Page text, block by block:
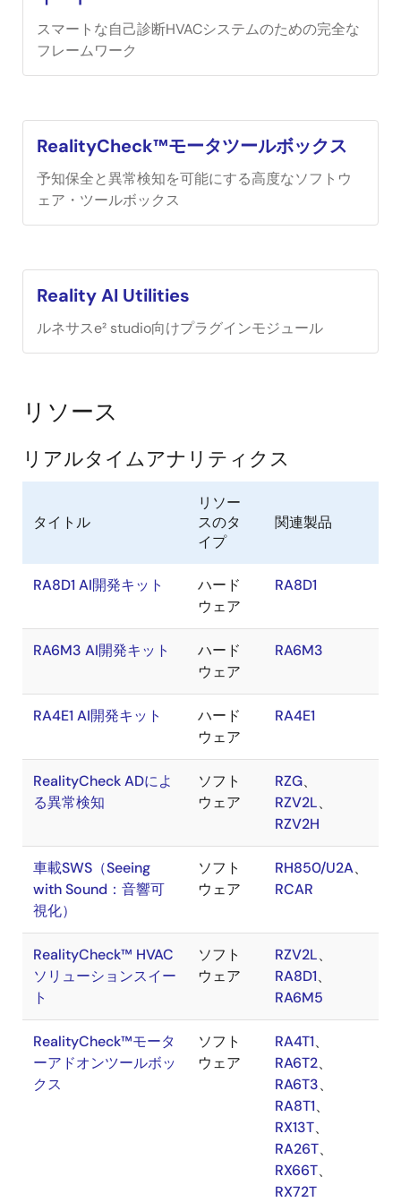
スマートな自己診断HVACシステムのための完全な
フレームワーク
RealityCheck™モータツールボックス
予知保全と異常検知を可能にする高度なソフトウ
ェア・ツールボックス
Reality AI Utilities
ルネサスe² studio向けプラグインモジュール
リソース
リアルタイムアナリティクス
タイトル
リソー
スのタ
イプ
関連製品
RA8D1 AI開発キット
ハード
ウェア
RA8D1
RA6M3 AI開発キット
ハード
ウェア
RA6M3
RA4E1 AI開発キット
ハード
ウェア
RA4E1
RealityCheck ADによ
る異常検知
ソフト
ウェア
RZG、
RZV2L、
RZV2H
車載SWS（Seeing
with Sound：音響可
視化）
ソフト
ウェア
RH850/U2A、
RCAR
RealityCheck™ HVAC
ソリューションスイー
ト
ソフト
ウェア
RZV2L、
RA8D1、
RA6M5
RealityCheck™モータ
ーアドオンツールボッ
クス
ソフト
ウェア
RA4T1、
RA6T2、
RA6T3、
RA8T1、
RX13T、
RA26T、
RX66T、
RX72T